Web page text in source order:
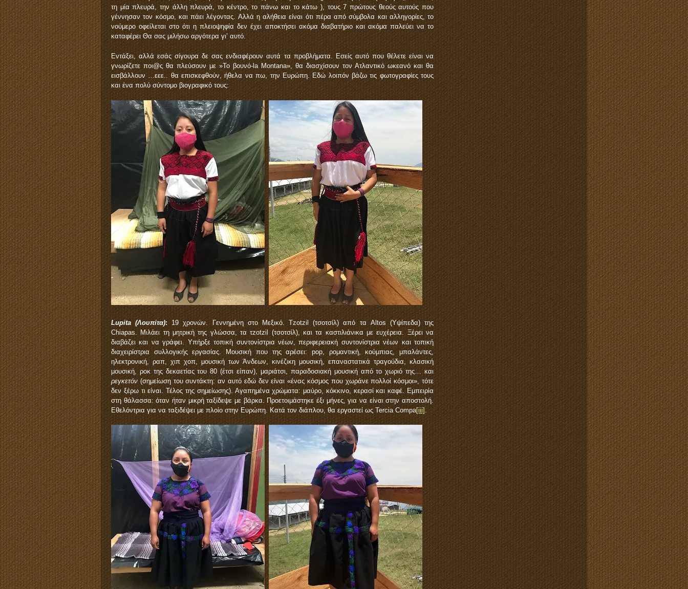
τη μία πλευρά, την άλλη πλευρά, το κέντρο, το πάνω και το κάτω ), τους 7 πρώτους θεούς αυτούς που
γέννησαν τον κόσμο, και πάει λέγοντας. Αλλά η αλήθεια είναι ότι πέρα από σύμβολα και αλληγορίες, το
νούμερο οφείλεται στο ότι η πλειοψηφία δεν έχει αποκτήσει ακόμα διαβατήριο και ακόμα παλεύει να το
καταφέρει Θα σας μιλήσω αργότερα γι’ αυτό.
Εντάξει, αλλά εσάς σίγουρα δε σας ενδιαφέρουν αυτά τα προβλήματα. Εσείς αυτό που θέλετε είναι να
γνωρίζετε ποι@ς θα πλεύσουν με »Το βουνό-la Montana», θα διασχίσουν τον Ατλαντικό ωκεανό και θα
εισβάλλουν …εεε.. θα επισκεφθούν, ήθελα να πω, την Ευρώπη. Εδώ λοιπόν βάζω τις φωτογραφίες τους
και ένα πολύ σύντομο βιογραφικό τους:
Lupita (Λουπίτα): 19 χρονών. Γεννημένη στο Μεξικό. Tzotzil (τσοτσίλ) από τα Altos (Υψίπεδα) της
Chiapas. Μιλάει τη μητρική της γλώσσα, τα τzotzil (τσοτσίλ), και τα καστιλιάνικα με ευχέρεια. Ξέρει να
διαβάζει και να γράφει. Υπήρξε τοπική συντονίστρια νέων, περιφερειακή συντονίστρια νέων και τοπική
διαχειρίστρια συλλογικής εργασίας. Μουσική που της αρέσει: pop, ρομαντική, κούμπιας, μπαλάντες,
ηλεκτρονική, ραπ, χιπ χοπ, μουσική των Άνδεων, κινέζικη μουσική, επαναστατικά τραγούδια, κλασική
μουσική, ροκ της δεκαετίας του 80 (έτσι είπαν), μαριάτσι, παραδοσιακή μουσική από το χωριό της… και
ρεγκετόν (σημείωση του συντάκτη: αν αυτό εδώ δεν είναι «ένας κόσμος που χωράνε πολλοί κόσμοι», τότε
δεν ξέρω τι είναι. Τέλος της σημείωσης). Αγαπημένα χρώματα: μαύρο, κόκκινο, κερασί και καφέ. Εμπειρία
στη θάλασσα: όταν ήταν μικρή ταξίδεψε με βάρκα. Προετοιμάστηκε έξι μήνες, για να είναι στην αποστολή.
Εθελόντρια για να ταξιδέψει με πλοίο στην Ευρώπη. Κατά τον διάπλου, θα εργαστεί ως Tercia Compa[iii]